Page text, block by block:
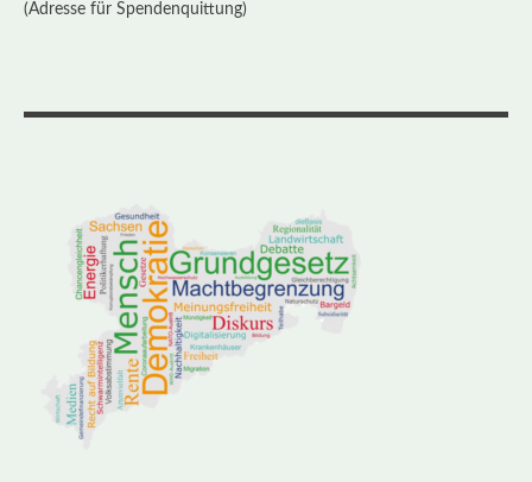
(Adresse für Spendenquittung)